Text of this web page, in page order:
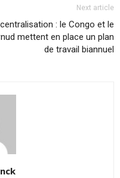
Next article
: le Congo et le
mettent en place un plan
de travail biannuel